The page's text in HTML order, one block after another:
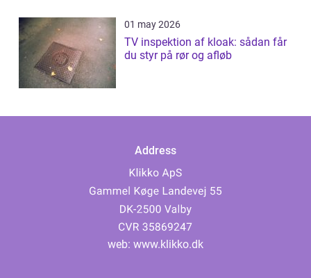
01 may 2026
TV inspektion af kloak: sådan får
du styr på rør og afløb
Address
web: www.klikko.dk